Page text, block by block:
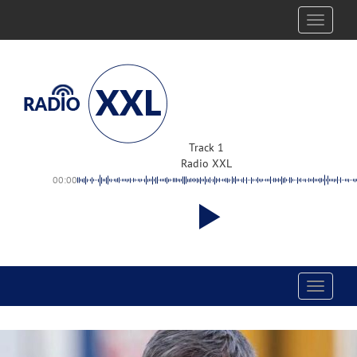
Toggle
Track 1
Radio XXL
00:00
Toggle